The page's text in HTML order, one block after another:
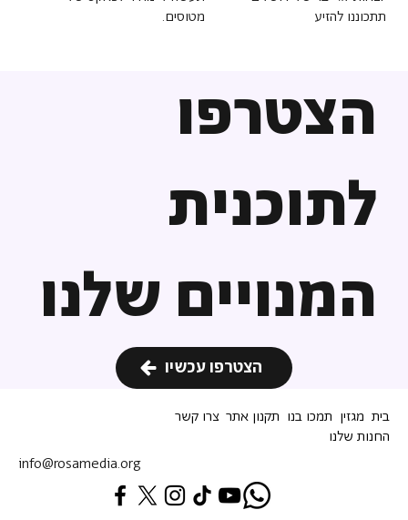
הצטרפו
לתוכנית
המנויים שלנו
הצטרפו עכשיו
תתכוננו להזיע
מטוסים.
info@rosamedia.org
בית מגזין תמכו בנו תקנון אתר צרו קשר
החנות שלנו